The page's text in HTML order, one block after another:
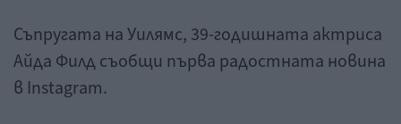
Съпругата на Уилямс, 39-годишната актриса
Айда Филд съобщи първа радостната новина
в Instagram.